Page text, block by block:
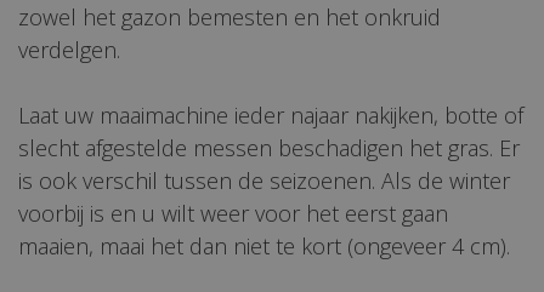
zowel het gazon bemesten en het onkruid
verdelgen.
Laat uw maaimachine ieder najaar nakijken, botte of
slecht afgestelde messen beschadigen het gras. Er
is ook verschil tussen de seizoenen. Als de winter
voorbij is en u wilt weer voor het eerst gaan
maaien, maai het dan niet te kort (ongeveer 4 cm).